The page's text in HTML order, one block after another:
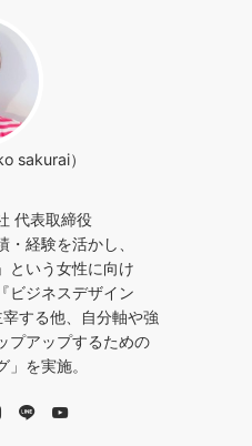
sakurai）
代表取締役
経験を活かし、
という女性に向け
ビジネスデザイン
する他、自分軸や強
プアップするための
」を実施。